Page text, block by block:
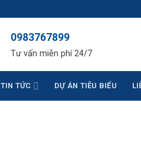
0983767899
Tư vấn miễn phí 24/7
TIN TỨC DỰ ÁN TIÊU BIỂU